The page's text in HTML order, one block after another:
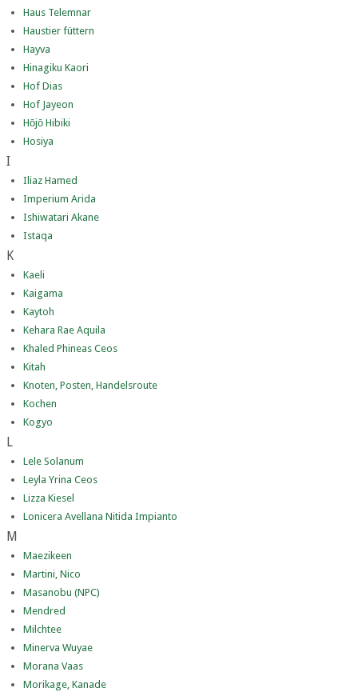
Haus Telemnar
Haustier füttern
Hayva
Hinagiku Kaori
Hof Dias
Hof Jayeon
Hōjō Hibiki
Hosiya
I
Iliaz Hamed
Imperium Arida
Ishiwatari Akane
Istaqa
K
Kaeli
Kaigama
Kaytoh
Kehara Rae Aquila
Khaled Phineas Ceos
Kitah
Knoten, Posten, Handelsroute
Kochen
Kogyo
L
Lele Solanum
Leyla Yrina Ceos
Lizza Kiesel
Lonicera Avellana Nitida Impianto
M
Maezikeen
Martini, Nico
Masanobu (NPC)
Mendred
Milchtee
Minerva Wuyae
Morana Vaas
Morikage, Kanade